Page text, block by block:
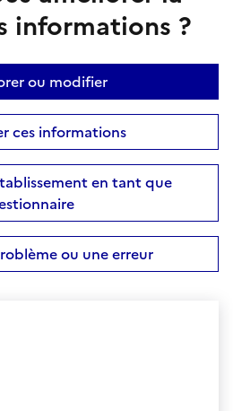
informations ?
ou modifier
ces informations
en tant que
ou une erreur